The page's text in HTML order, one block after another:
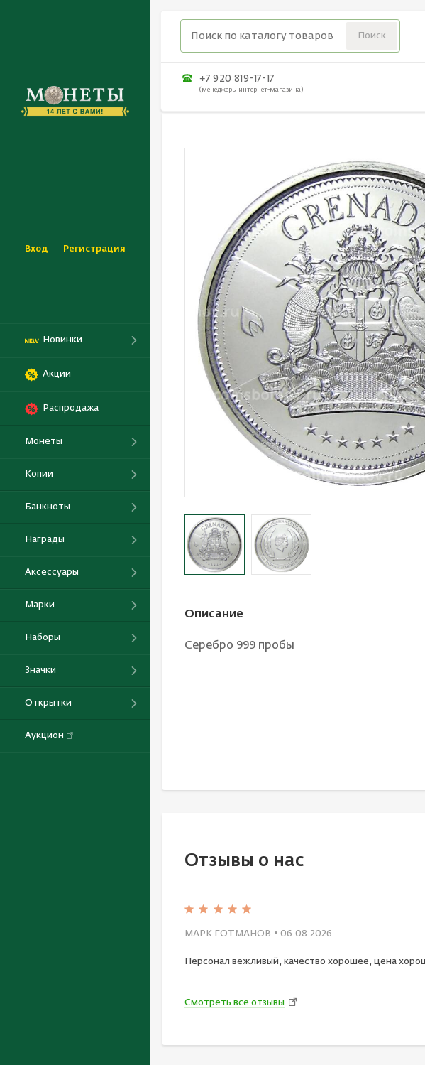
Вход Регистрация
Новинки
Акции
Распродажа
Монеты
Копии
Банкноты
Награды
Аксессуары
Марки
Наборы
Значки
Открытки
Аукцион
+7 920 819-17-17
(менеджеры интернет-магазина)
Описание
Серебро 999 пробы
Отзывы о нас
МАРК ГОТМАНОВ • 06.08.2026
Персонал вежливый, качество хорошее, цена
Смотреть все отзывы